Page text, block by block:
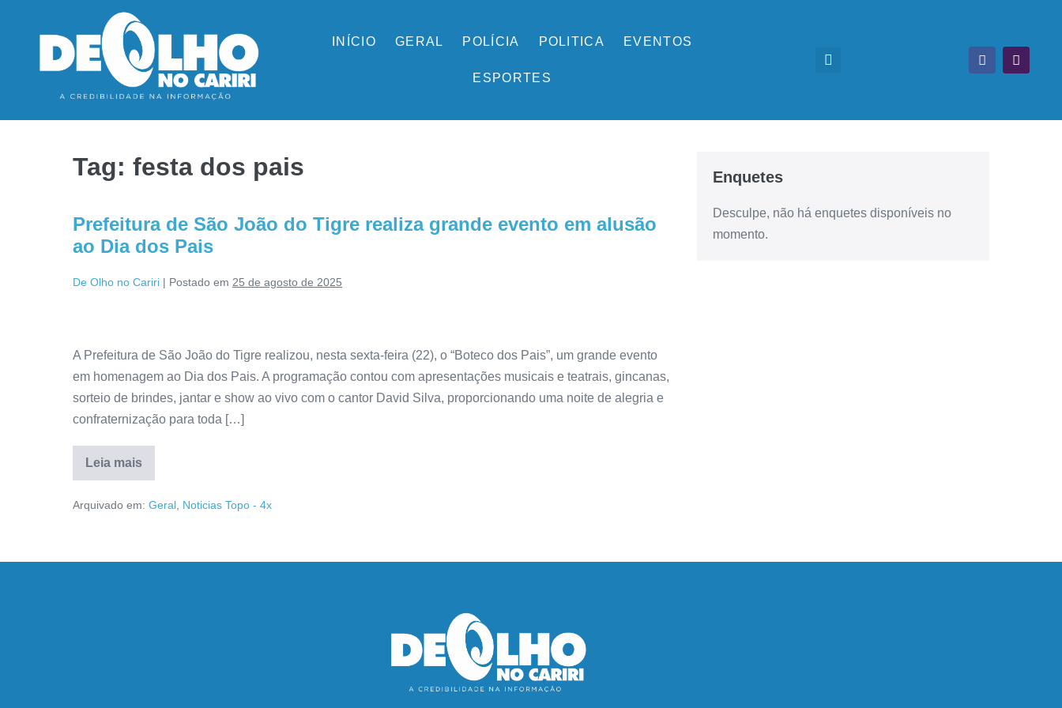
INÍCIO GERAL POLÍCIA POLITICA EVENTOS
ESPORTES
Tag: festa dos pais
Prefeitura de São João do Tigre realiza grande evento em alusão
ao Dia dos Pais
De Olho no Cariri | Postado em 25 de agosto de 2025
A Prefeitura de São João do Tigre realizou, nesta sexta-feira (22), o “Boteco dos Pais”, um grande evento
em homenagem ao Dia dos Pais. A programação contou com apresentações musicais e teatrais, gincanas,
sorteio de brindes, jantar e show ao vivo com o cantor David Silva, proporcionando uma noite de alegria e
confraternização para toda […]
Leia mais
Arquivado em: Geral, Noticias Topo - 4x
Enquetes
Desculpe, não há enquetes disponíveis no
momento.